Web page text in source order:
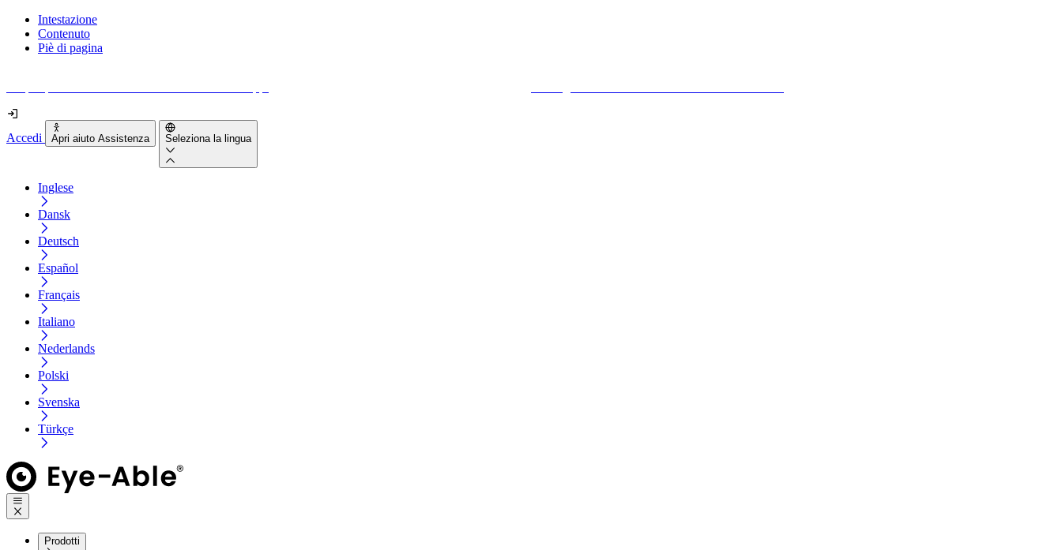
Intestazione
Contenuto
Piè di pagina
Accedi Apri aiuto Assistenza Seleziona la lingua
Inglese
Dansk
Deutsch
Español
Français
Italiano
Nederlands
Polski
Svenska
Türkçe
Prodotti